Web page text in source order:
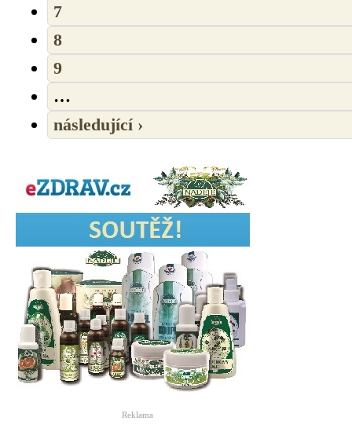
7
8
9
…
následující ›
Reklama